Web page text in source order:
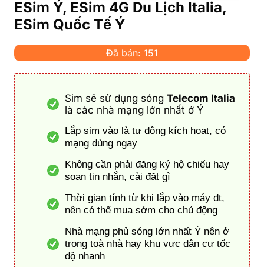
ESim Ý, ESim 4G Du Lịch Italia,
ESim Quốc Tế Ý
Đã bán: 151
Sim sẽ sử dụng sóng Telecom Italia
là các nhà mạng lớn nhất ở Ý
Lắp sim vào là tự động kích hoạt, có
mạng dùng ngay
Không cần phải đăng ký hộ chiếu hay
soạn tin nhắn, cài đặt gì
Thời gian tính từ khi lắp vào máy đt,
nên có thể mua sớm cho chủ động
Nhà mạng phủ sóng lớn nhất Ý nên ở
trong toà nhà hay khu vực dân cư tốc
độ nhanh